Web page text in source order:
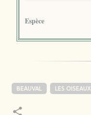
Espèce
BEAUVAL LES OISEAUX